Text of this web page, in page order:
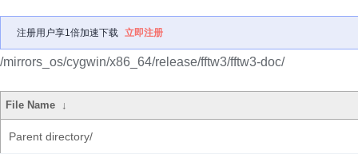
注册用户享1倍加速下载 立即注册
/mirrors_os/cygwin/x86_64/release/fftw3/fftw3-doc/
File Name ↓
Parent directory/